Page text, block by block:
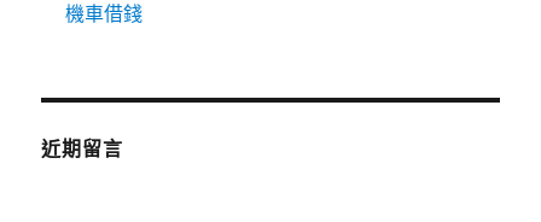
機車借錢
近期留言